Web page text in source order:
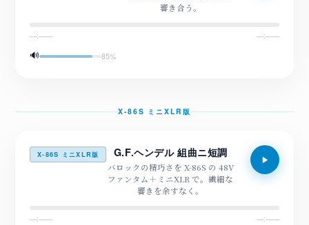
響き合う。
—:—— —:——
🔊 85%
X-86S ミニXLR版
X-86S ミニXLR版 G.F.ヘンデル 組曲ニ短調
バロックの精巧さを X-86S の 48V
ファンタム＋ミニXLR で。繊細な
響きを余すなく。
—:—— —:——